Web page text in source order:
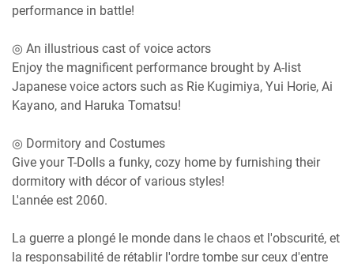
performance in battle!
◎ An illustrious cast of voice actors
Enjoy the magnificent performance brought by A-list
Japanese voice actors such as Rie Kugimiya, Yui Horie, Ai
Kayano, and Haruka Tomatsu!
◎ Dormitory and Costumes
Give your T-Dolls a funky, cozy home by furnishing their
dormitory with décor of various styles!
L'année est 2060.
La guerre a plongé le monde dans le chaos et l'obscurité, et
la responsabilité de rétablir l'ordre tombe sur ceux d'entre